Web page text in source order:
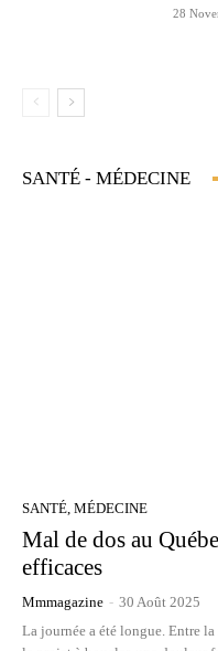
28
SANTÉ - MÉDECINE
SANTÉ, MÉDECINE
Mal de dos au
efficaces
Mmmagazine - 30 Août 2025
La journée a été longue. Entre